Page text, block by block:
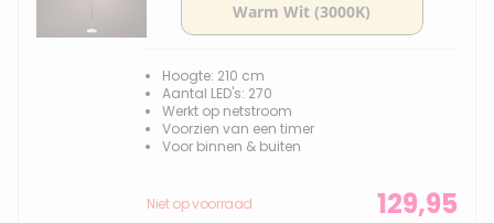
Hoogte: 210 cm
Aantal LED's: 270
Werkt op netstroom
Voorzien van een timer
Voor binnen & buiten
Niet op voorraad 129,95